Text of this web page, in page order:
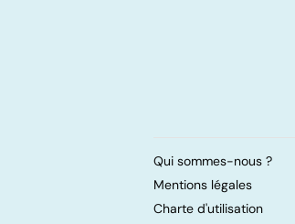
Qui sommes-nous ?
Mentions légales
Charte d'utilisation